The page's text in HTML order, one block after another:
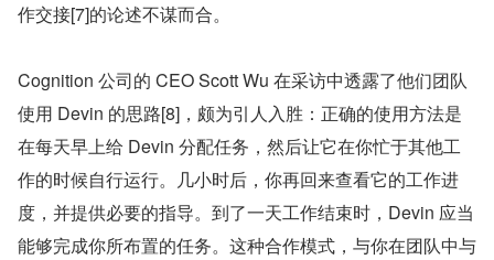
作交接[7]的论述不谋而合。
Cognition 公司的 CEO Scott Wu 在采访中透露了他们团队
使用 Devin 的思路[8]，颇为引人入胜：正确的使用方法是
在每天早上给 Devin 分配任务，然后让它在你忙于其他工
作的时候自行运行。几小时后，你再回来查看它的工作进
度，并提供必要的指导。到了一天工作结束时，Devin 应当
能够完成你所布置的任务。这种合作模式，与你在团队中与